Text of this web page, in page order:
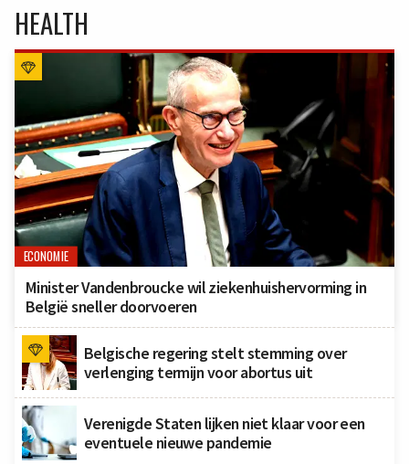
HEALTH
ECONOMIE
Minister Vandenbroucke wil ziekenhuishervorming in
België sneller doorvoeren
Belgische regering stelt stemming over
verlenging termijn voor abortus uit
Verenigde Staten lijken niet klaar voor een
eventuele nieuwe pandemie